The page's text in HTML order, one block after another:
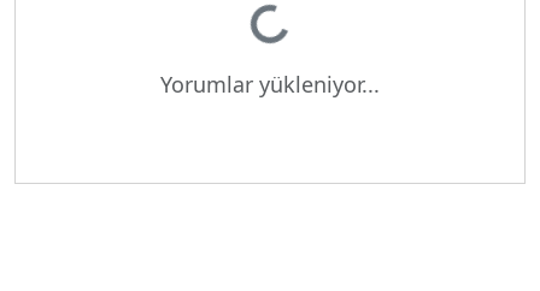
Yükleniyor...
Yorumlar yükleniyor...